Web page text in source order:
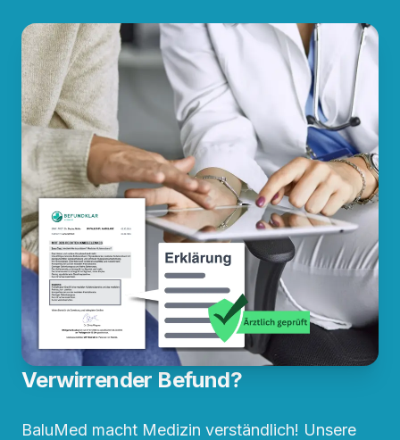
Verwirrender Befund?
BaluMed macht Medizin verständlich! Unsere